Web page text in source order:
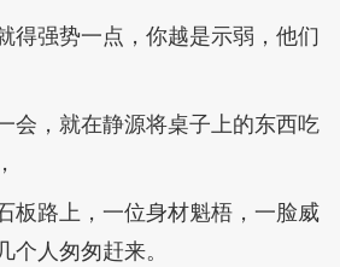
得强势一点，你越是示弱，他们
会，就在静源将桌子上的东西吃
板路上，一位身材魁梧，一脸威
个人匆匆赶来。